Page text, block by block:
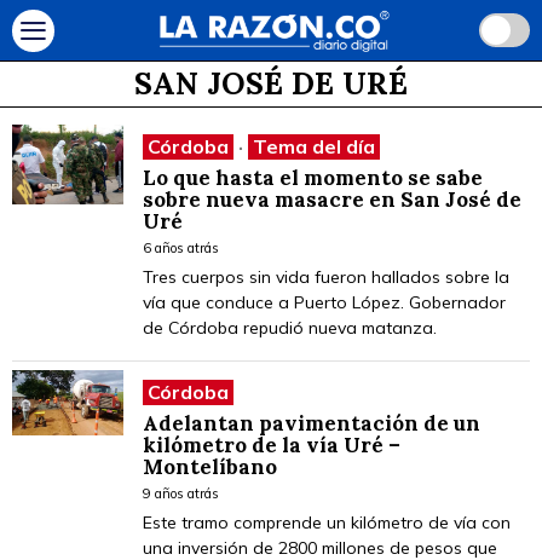
SAN JOSÉ DE URÉ
Córdoba · Tema del día
Lo que hasta el momento se sabe
sobre nueva masacre en San José de
Uré
6 años atrás
Tres cuerpos sin vida fueron hallados sobre la
vía que conduce a Puerto López. Gobernador
de Córdoba repudió nueva matanza.
Córdoba
Adelantan pavimentación de un
kilómetro de la vía Uré –
Montelíbano
9 años atrás
Este tramo comprende un kilómetro de vía con
una inversión de 2800 millones de pesos que